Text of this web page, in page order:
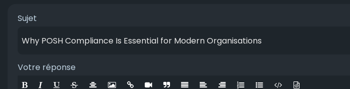
Sujet
Votre réponse